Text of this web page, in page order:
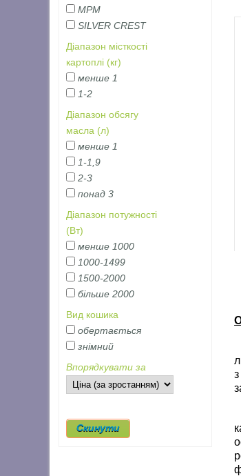
MPM
SILVER CREST
Діапазон місткості
картоплі (кг)
менше 1
1-2
Діапазон обсягу
масла (л)
менше 1
1-1,9
2-3
понад 3
Діапазон потужності
(Вт)
менше 1000
1000-1499
1500-2000
більше 2000
Вид кошика
обертається
знімний
Впорядкувати за